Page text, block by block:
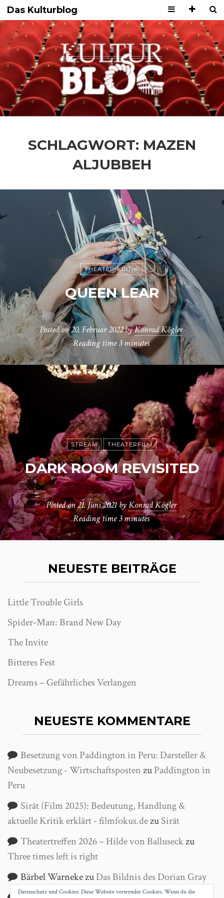
Das Kulturblog
SCHLAGWORT: MAZEN
ALJUBBEH
THEATER-KRITIK
QUEEN LEAR
Posted on20. Februar 2022byKonrad Kögler
Reading time3 minutes
STREAM THEATERFILM
DARK ROOM REVISITED
Posted on21. Juni 2021byKonrad Kögler
Reading time3 minutes
NEUESTE BEITRÄGE
Little Trouble Girls
Spider-Man: Brand New Day
The Invite
Bitteres Fest
Dreams – Gefährliches Verlangen
NEUESTE KOMMENTARE
Besetzung von Paddington in Peru: Darsteller &
Neubesetzung - WirtschaftspostenzuPaddington in
Peru
Sirāt (Film 2025): Bedeutung, Handlung &
aktuelle Kritik erklärt - filmfokus.dezuSirāt
Theatertreffen 2026 – Hilde von Balluseckzu
Three times left is right
Bärbel WarnekezuDas Bildnis des Dorian Gray
Datenschutz und Cookies: Diese Website verwendet Cookies. Wenn du die